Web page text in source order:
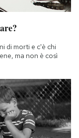
di morti e c'è chi
ma non è così